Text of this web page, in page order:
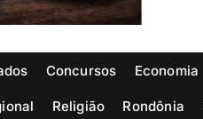
Concursos Economia
Religião Rondônia